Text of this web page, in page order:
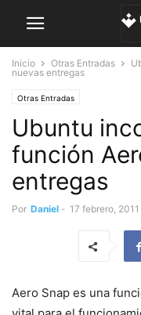
Inicio Otras Entradas
nuevas entregas
Otras Entradas
Ubuntu
función
entregas
Por Daniel - 17 febrero, 2011
Aero Snap es una